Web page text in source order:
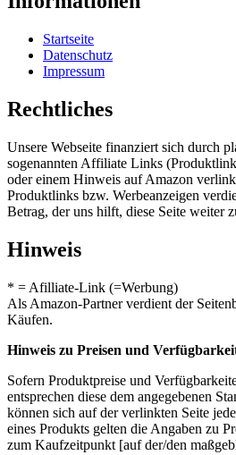
Startseite
Datenschutz
Impressum
Rechtliches
Unsere Webseite finanziert sich durch
sogenannten Affiliate Links
oder einem Hinweis auf Amazon
Produktlinks bzw. Werbeanzeigen
Betrag, der uns hilft, diese Seite weiter
Hinweis
* = Afilliate-Link (=Werbung)
Als Amazon-Partner verdient der
Käufen.
Hinweis zu Preisen und
Sofern Produktpreise und
entsprechen diese dem angegebenen
können sich auf der verlinkten Seite
eines Produkts gelten die Angaben zu
zum Kaufzeitpunkt [auf der/den